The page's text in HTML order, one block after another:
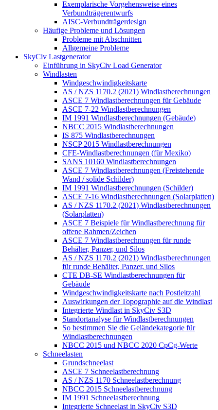
Exemplarische Vorgehensweise eines
Verbundträgerentwurfs
AISC-Verbundträgerdesign
Häufige Probleme und Lösungen
Probleme mit Abschnitten
Allgemeine Probleme
SkyCiv Lastgenerator
Einführung in SkyCiv Load Generator
Windlasten
Windgeschwindigkeitskarte
AS / NZS 1170.2 (2021) Windlastberechnungen
ASCE 7 Windlastberechnungen für Gebäude
ASCE 7-22 Windlastberechnungen
IM 1991 Windlastberechnungen (Gebäude)
NBCC 2015 Windlastberechnungen
IS 875 Windlastberechnungen
NSCP 2015 Windlastberechnungen
CFE-Windlastberechnungen (für Mexiko)
SANS 10160 Windlastberechnungen
ASCE 7 Windlastberechnungen (Freistehende
Wand / solide Schilder)
IM 1991 Windlastberechnungen (Schilder)
ASCE 7-16 Windlastberechnungen (Solarplatten)
AS / NZS 1170.2 (2021) Windlastberechnungen
(Solarplatten)
ASCE 7 Beispiele für Windlastberechnung für
offene Rahmen/Zeichen
ASCE 7 Windlastberechnungen für runde
Behälter, Panzer, und Silos
AS / NZS 1170.2 (2021) Windlastberechnungen
für runde Behälter, Panzer, und Silos
CTE DB-SE Windlastberechnungen für
Gebäude
Windgeschwindigkeitskarte nach Postleitzahl
Auswirkungen der Topographie auf die Windlast
Integrierte Windlast in SkyCiv S3D
Standortanalyse für Windlastberechnungen
So bestimmen Sie die Geländekategorie für
Windlastberechnungen
NBCC 2015 und NBCC 2020 CpCg-Werte
Schneelasten
Grundschneelast
ASCE 7 Schneelastberechnung
AS / NZS 1170 Schneelastberechnung
NBCC 2015 Schneelastberechnung
IM 1991 Schneelastberechnung
Integrierte Schneelast in SkyCiv S3D